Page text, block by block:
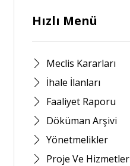
Hızlı Menü
Meclis Kararları
İhale İlanları
Faaliyet Raporu
Döküman Arşivi
Yönetmelikler
Proje Ve Hizmetler